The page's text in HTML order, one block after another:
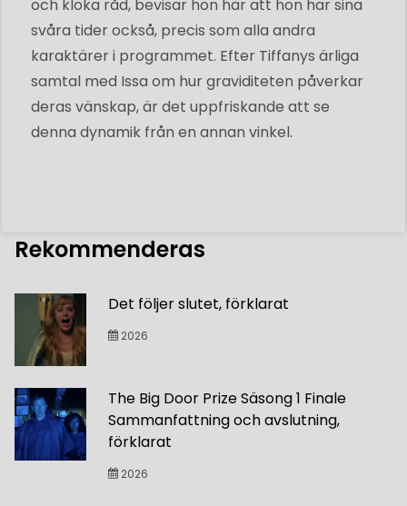
och kloka råd, bevisar hon här att hon har sina
svåra tider också, precis som alla andra
karaktärer i programmet. Efter Tiffanys ärliga
samtal med Issa om hur graviditeten påverkar
deras vänskap, är det uppfriskande att se
denna dynamik från en annan vinkel.
Rekommenderas
Det följer slutet, förklarat
2026
The Big Door Prize Säsong 1 Finale
Sammanfattning och avslutning,
förklarat
2026